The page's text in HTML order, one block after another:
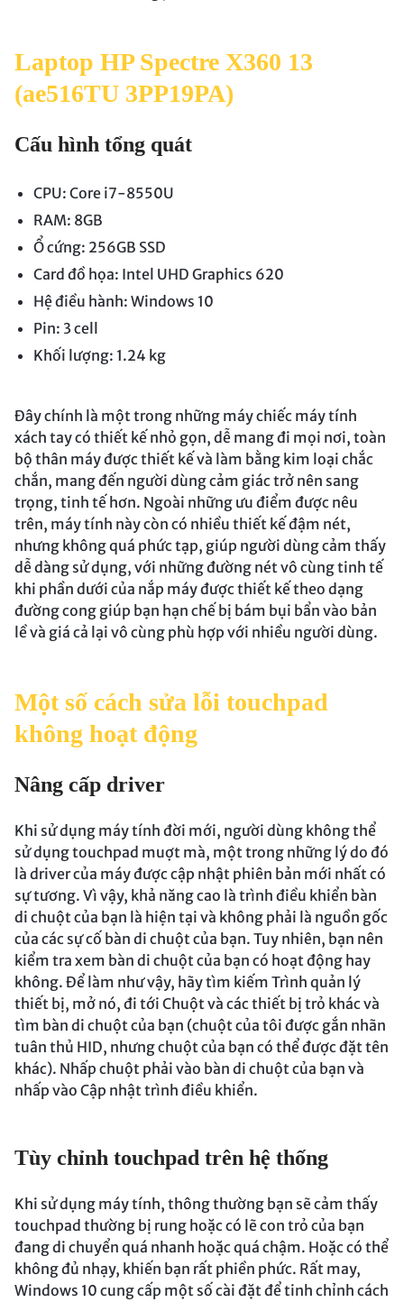
Laptop HP Spectre X360 13
(ae516TU 3PP19PA)
Cấu hình tổng quát
CPU: Core i7-8550U
RAM: 8GB
Ổ cứng: 256GB SSD
Card đồ họa: Intel UHD Graphics 620
Hệ điều hành: Windows 10
Pin: 3 cell
Khối lượng: 1.24 kg
Đây chính là một trong những máy chiếc máy tính
xách tay có thiết kế nhỏ gọn, dễ mang đi mọi nơi, toàn
bộ thân máy được thiết kế và làm bằng kim loại chắc
chắn, mang đến người dùng cảm giác trở nên sang
trọng, tinh tế hơn. Ngoài những ưu điểm được nêu
trên, máy tính này còn có nhiều thiết kế đậm nét,
nhưng không quá phức tạp, giúp người dùng cảm thấy
dễ dàng sử dụng, với những đường nét vô cùng tinh tế
khi phần dưới của nắp máy được thiết kế theo dạng
đường cong giúp bạn hạn chế bị bám bụi bẩn vào bản
lề và giá cả lại vô cùng phù hợp với nhiều người dùng.
Một số cách sửa lỗi touchpad
không hoạt động
Nâng cấp driver
Khi sử dụng máy tính đời mới, người dùng không thể
sử dụng touchpad muợt mà, một trong những lý do đó
là driver của máy được cập nhật phiên bản mới nhất có
sự tương. Vì vậy, khả năng cao là trình điều khiển bàn
di chuột của bạn là hiện tại và không phải là nguồn gốc
của các sự cố bàn di chuột của bạn. Tuy nhiên, bạn nên
kiểm tra xem bàn di chuột của bạn có hoạt động hay
không. Để làm như vậy, hãy tìm kiếm Trình quản lý
thiết bị, mở nó, đi tới Chuột và các thiết bị trỏ khác và
tìm bàn di chuột của bạn (chuột của tôi được gắn nhãn
tuân thủ HID, nhưng chuột của bạn có thể được đặt tên
khác). Nhấp chuột phải vào bàn di chuột của bạn và
nhấp vào Cập nhật trình điều khiển.
Tùy chỉnh touchpad trên hệ thống
Khi sử dụng máy tính, thông thường bạn sẽ cảm thấy
touchpad thường bị rung hoặc có lẽ con trỏ của bạn
đang di chuyển quá nhanh hoặc quá chậm. Hoặc có thể
không đủ nhạy, khiến bạn rất phiền phức. Rất may,
Windows 10 cung cấp một số cài đặt để tinh chỉnh cách